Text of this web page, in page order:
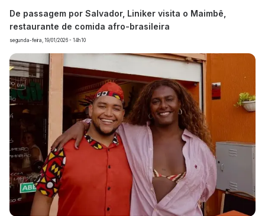
De passagem por Salvador, Liniker visita o Maimbê,
restaurante de comida afro-brasileira
segunda-feira, 19/01/2026 - 14h10